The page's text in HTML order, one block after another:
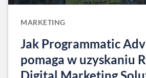
MARKETING
Jak Programmatic
pomaga w uzyskaniu
Digital Marketing